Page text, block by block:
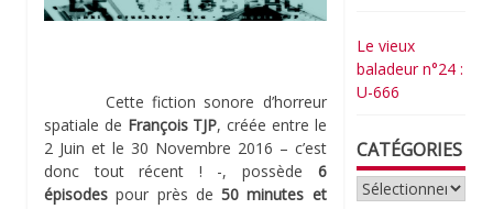
Cette fiction sonore d’horreur
spatiale de François TJP, créée entre le
2 Juin et le 30 Novembre 2016 – c’est
donc tout récent ! -, possède 6
épisodes pour près de50 minutes et
Le vieux
baladeur n°24 :
U-666
CATÉGORIES
Catégories